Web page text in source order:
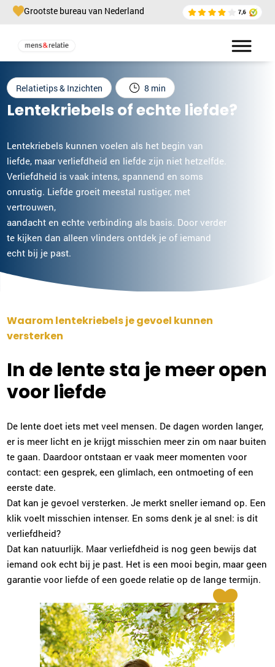
Grootste bureau van Nederland
Relatietips & Inzichten 8 min
Lentekriebels of echte liefde?
Lentekriebels kunnen voelen als het begin van
liefde, maar verliefdheid en liefde zijn niet hetzelfde.
Verliefdheid is vaak intens, spannend en soms
onrustig. Liefde groeit meestal rustiger, met
vertrouwen,
aandacht en echte verbinding als basis. Door verder
te kijken dan alleen vlinders ontdek je of iemand
echt bij je past.
Waarom lentekriebels je gevoel kunnen
versterken
In de lente sta je meer open
voor liefde
De lente doet iets met veel mensen. De dagen worden langer,
er is meer licht en je krijgt misschien meer zin om naar buiten
te gaan. Daardoor ontstaan er vaak meer momenten voor
contact: een gesprek, een glimlach, een ontmoeting of een
eerste date.
Dat kan je gevoel versterken. Je merkt sneller iemand op. Een
klik voelt misschien intenser. En soms denk je al snel: is dit
verliefdheid?
Dat kan natuurlijk. Maar verliefdheid is nog geen bewijs dat
iemand ook echt bij je past. Het is een mooi begin, maar geen
garantie voor liefde of een goede relatie op de lange termijn.